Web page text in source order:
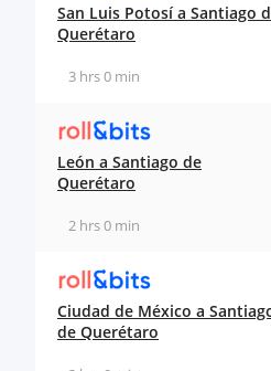
San Luis Potosí a Santiago
Querétaro
3 hrs 0 min
León a Santiago de
Querétaro
2 hrs 0 min
Ciudad de México a
de Querétaro